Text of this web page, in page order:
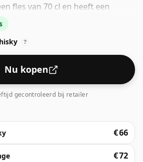
fles van 70 cl en heeft een
?
Nu kopen
gecontroleerd bij retailer
€ 66
€ 72